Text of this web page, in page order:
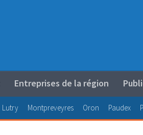
Entreprises de la région
Lutry Montpreveyres Oron Paudex